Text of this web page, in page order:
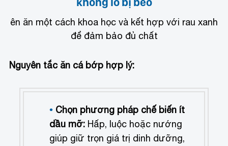
ên ăn một cách khoa học và kết hợp với rau xanh
để đảm bảo đủ chất
Nguyên tắc ăn cá bớp hợp lý:
Chọn phương pháp chế biến ít
dầu mỡ: Hấp, luộc hoặc nướng
giúp giữ trọn giá trị dinh dưỡng,